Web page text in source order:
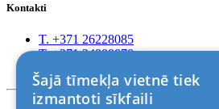
Kontakti
T. +371 26228085
T. +371 24888878
Šajā tīmekļa vietnē tiek
izmantoti sīkfaili